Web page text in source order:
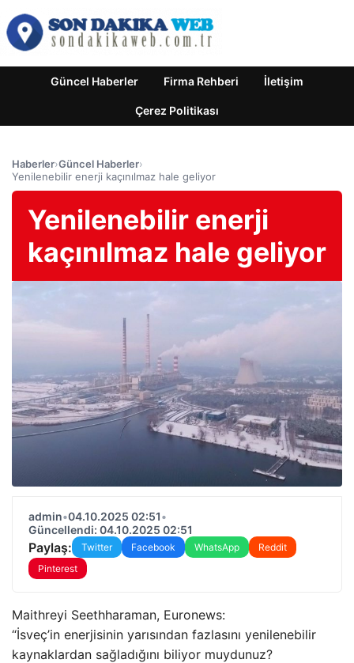
Güncel Haberler Firma Rehberi İletişim
Çerez Politikası
Haberler›Güncel Haberler›
Yenilenebilir enerji kaçınılmaz hale geliyor
Yenilenebilir enerji
kaçınılmaz hale geliyor
admin•04.10.2025 02:51•
Güncellendi: 04.10.2025 02:51
Paylaş: Twitter Facebook WhatsApp
Reddit
Pinterest
Maithreyi Seethharaman, Euronews:
“İsveç’in enerjisinin yarısından fazlasını yenilenebilir
kaynaklardan sağladığını biliyor muydunuz?